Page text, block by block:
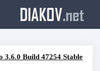
DIAKOV.net
3.6.0 Build 47254 Stable